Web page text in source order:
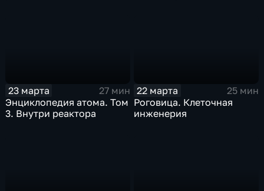
23 марта
27 мин
Энциклопедия атома. Том
3. Внутри реактора
22 марта
25 мин
Роговица. Клеточная
инженерия